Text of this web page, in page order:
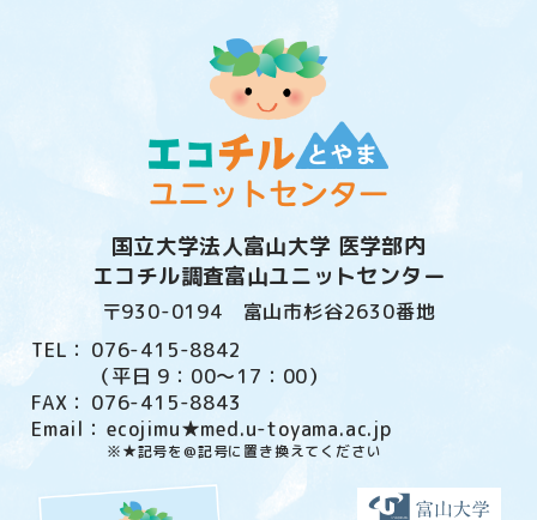
国立大学法人富山大学 医学部内
エコチル調査富山ユニットセンター
〒930-0194 富山市杉谷2630番地
TEL： 076-415-8842
（平日 9：00〜17：00）
FAX： 076-415-8843
Email： ecojimu★med.u-toyama.ac.jp
※★記号を@記号に置き換えてください